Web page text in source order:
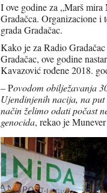
I ove godine za „Marš
Gradačca. Organizacione i
grada Gradačac.
Kako je za Radio
Gradačac, ove godine
Kavazović rođene 2018.
– Povodom obilježavanja
Ujendinjenih nacija, na
način želimo odati počast
genocida, rekao je